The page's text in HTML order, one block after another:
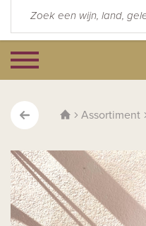
Assortiment